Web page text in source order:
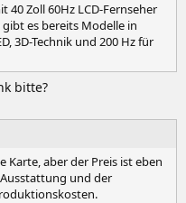
Zoll 60Hz LCD-Fernseher
es bereits Modelle in
3D-Technik und 200 Hz für
bitte?
Karte, aber der Preis ist eben
und der